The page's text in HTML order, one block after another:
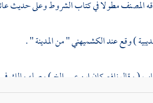
المصنف مطولا في كتاب الشروط وعلى حديث
) وقع عندالكشميهني" منالمدينة" .
( وقالنافعكانابن عمر إلخ ) وصلهمالك
الصلاة والسلام قلدهبذي الحليفةيقلده